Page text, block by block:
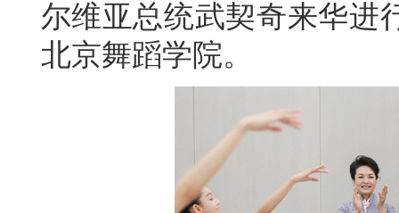
尔维亚总统武契奇来华进
北京舞蹈学院。